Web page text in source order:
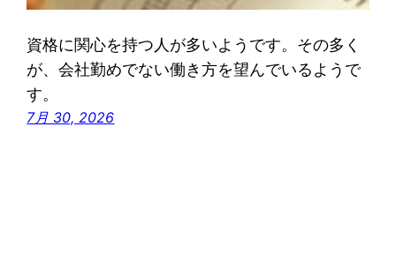
資格に関心を持つ人が多いようです。その多く
が、会社勤めでない働き方を望んでいるようで
す。
7月 30, 2026